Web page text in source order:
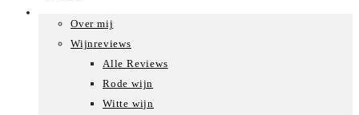
Over mij
Wijnreviews
Alle Reviews
Rode wijn
Witte wijn